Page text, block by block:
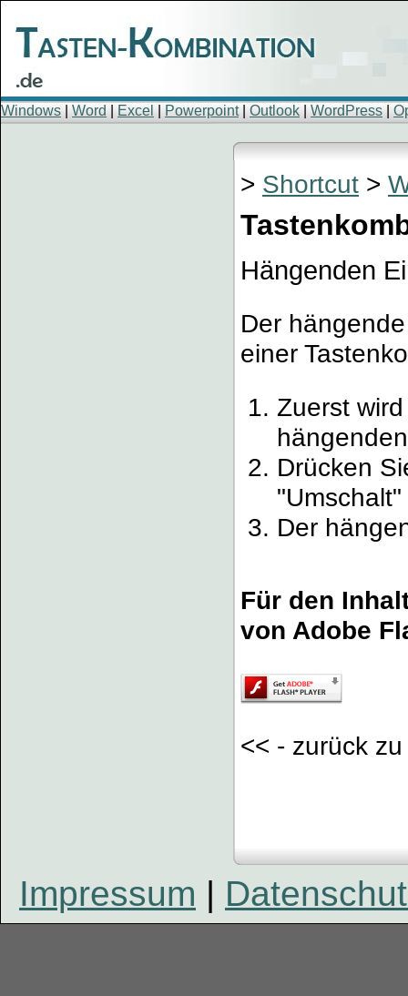
Windows Word Excel Powerpoint| Outlook WordPress
> Shortcut >
Hängenden
Der
einer
Zuerst
Drücken
Der
Für den
von Adobe
<< - zurück
Impressum |